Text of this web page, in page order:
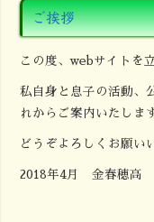
ご挨拶
この度、webサイトを
私自身と息子の活動、
れからご案内いたしま
どうぞよろしくお願い
2018年4月 金春穂高